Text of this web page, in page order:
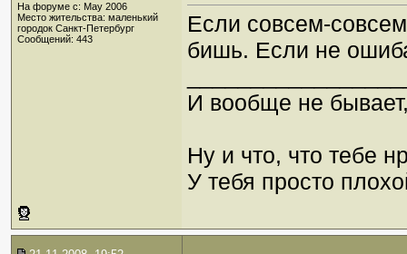
На форуме с: May 2006
Место жительства: маленький
городок Санкт-Петербург
Сообщений: 443
Если совсем-
бишь. Если не
И вообще не
Ну и что, что тебе
У тебя просто